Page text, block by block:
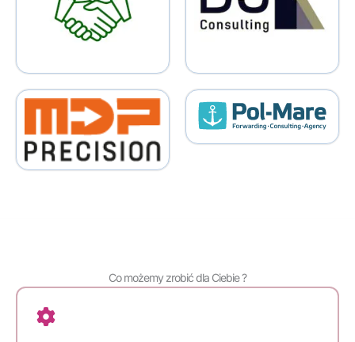
Co możemy zrobić dla Ciebie ?